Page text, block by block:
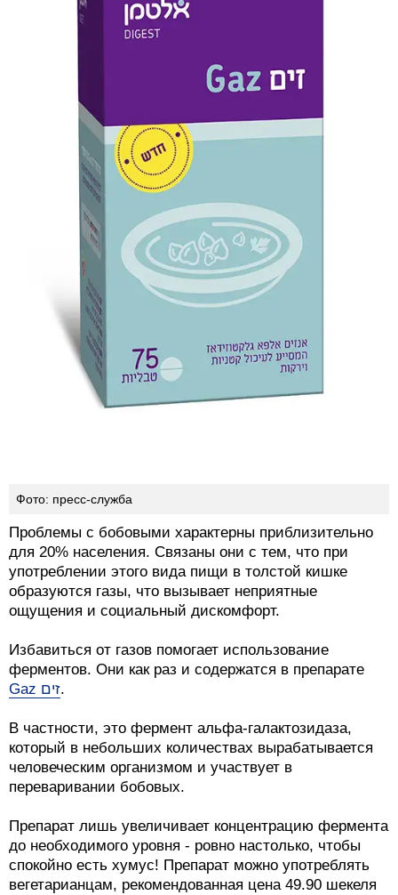
Фото: пресс-служба
Проблемы с бобовыми характерны приблизительно
для 20% населения. Связаны они с тем, что при
употреблении этого вида пищи в толстой кишке
образуются газы, что вызывает неприятные
ощущения и социальный дискомфорт.
Избавиться от газов помогает использование
ферментов. Они как раз и содержатся в препарате
Gaz זים.
В частности, это фермент альфа-галактозидаза,
который в небольших количествах вырабатывается
человеческим организмом и участвует в
переваривании бобовых.
Препарат лишь увеличивает концентрацию фермента
до необходимого уровня - ровно настолько, чтобы
спокойно есть хумус! Препарат можно употреблять
вегетарианцам, рекомендованная цена 49.90 шекеля